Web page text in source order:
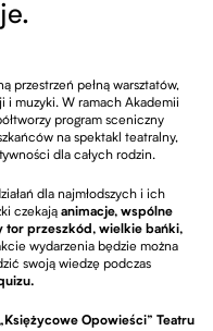
przestrzeń pełną warsztatów,
i muzyki. W ramach Akademii
program sceniczny
na spektakl teatralny,
dla całych rodzin.
dla najmłodszych i ich
czekają animacje, wspólne
tor przeszkód, wielkie bańki,
wydarzenia będzie można
swoją wiedzę podczas
Opowieści” Teatru